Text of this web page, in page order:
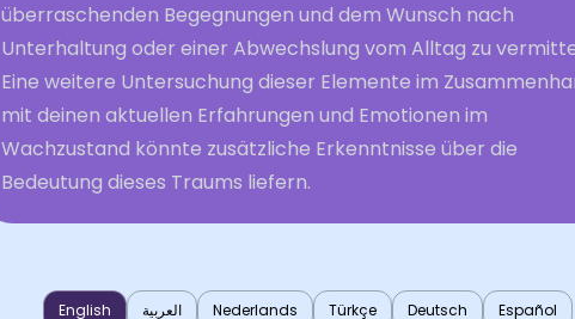
überraschenden Begegnungen und dem Wunsch nach
Unterhaltung oder einer Abwechslung vom Alltag zu
Eine weitere Untersuchung dieser Elemente im
mit deinen aktuellen Erfahrungen und Emotionen im
Wachzustand könnte zusätzliche Erkenntnisse über die
Bedeutung dieses Traums liefern.
English العربية Nederlands Türkçe Deutsch Español